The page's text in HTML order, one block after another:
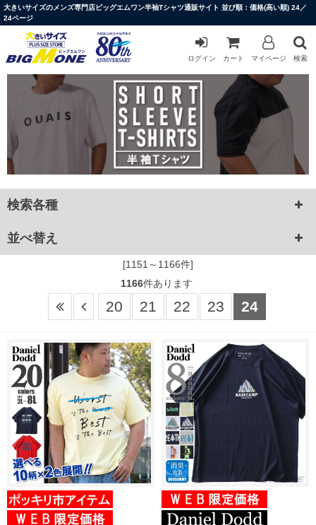
大きいサイズのメンズ専門店ビッグエムワン半袖Tシャツ通販サイト 並び順：価格(高い順) 24／
24ページ
ログイン カート マイページ 検索
検索各種
並べ替え
[1151～1166件]
1166件あります
20 21 22 23 24